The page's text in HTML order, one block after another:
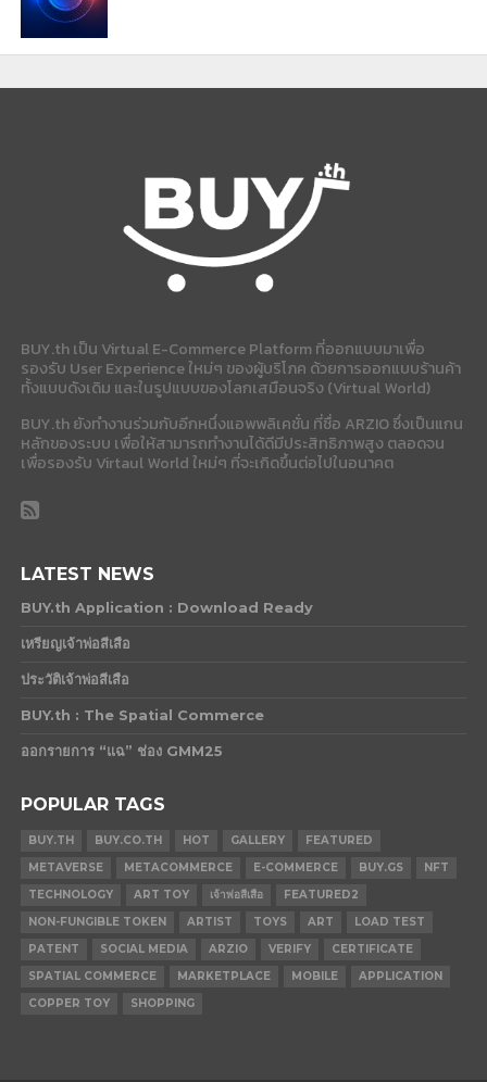
BUY.th เป็น Virtual E-Commerce Platform ที่ออกแบบมาเพื่อ
รองรับ User Experience ใหม่ๆ ของผู้บริโภค ด้วยการออกแบบร้านค้า
ทั้งแบบดังเดิม และในรูปแบบของโลกเสมือนจริง (Virtual World)
BUY.th ยังทำงานร่วมกับอีกหนึ่งแอพพลิเคชั่น ที่ชื่อ ARZIO ซึ่งเป็นแกน
หลักของระบบ เพื่อให้สามารถทำงานได้ดีมีประสิทธิภาพสูง ตลอดจน
เพื่อรองรับ Virtaul World ใหม่ๆ ที่จะเกิดขึ้นต่อไปในอนาคต
LATEST NEWS
BUY.th Application : Download Ready
เหรียญเจ้าพ่อสีเสือ
ประวัติเจ้าพ่อสีเสือ
BUY.th : The Spatial Commerce
ออกรายการ “แฉ” ช่อง GMM25
POPULAR TAGS
BUY.TH BUY.CO.TH HOT GALLERY
FEATURED
METAVERSE
METACOMMERCE E-COMMERCE BUY.GS
NFT
TECHNOLOGY
ART TOY เจ้าพ่อสีเสือ
FEATURED2
NON-FUNGIBLE TOKEN
ARTIST TOYS ART
LOAD TEST
PATENT
SOCIAL MEDIA ARZIO VERIFY
CERTIFICATE
SPATIAL COMMERCE
MARKETPLACE MOBILE
APPLICATION
COPPER TOY
SHOPPING